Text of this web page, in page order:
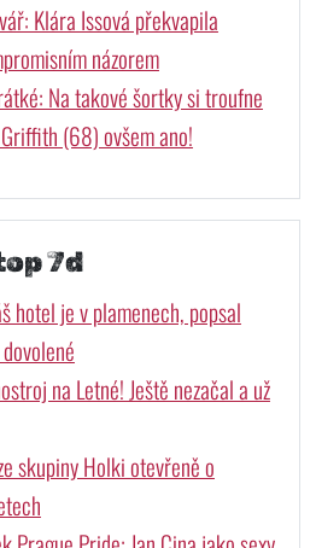
Klára Issová překvapila
názorem
Na takové šortky si troufne
(68) ovšem ano!
7d
hotel je v plamenech, popsal
na Letné! Ještě nezačal a už
skupiny Holki otevřeně o